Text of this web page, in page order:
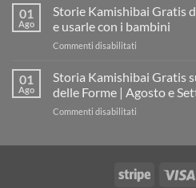
il
“fare
una
lezione
Kamishibai
per
Giorni
01
Ago
Storie Kamishibai Gratis
e usarle con i bambini
Commenti disabilitati
Kamishibai
da
usarle
con
01
Ago
Storia Kamishibai Gratis
delle Forme | Agosto e
Commenti disabilitati
La Stripe